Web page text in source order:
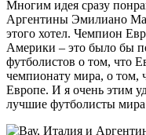
Многим идея сразу
Аргентины Эмилиано
этого хотел. Чемпион
Америки – это было бы
футболистов о том, что
чемпионату мира, о том,
Европе. И я очень этим
лучшие футболисты